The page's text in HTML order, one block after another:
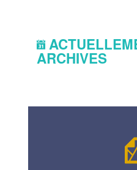
ARCHIVES